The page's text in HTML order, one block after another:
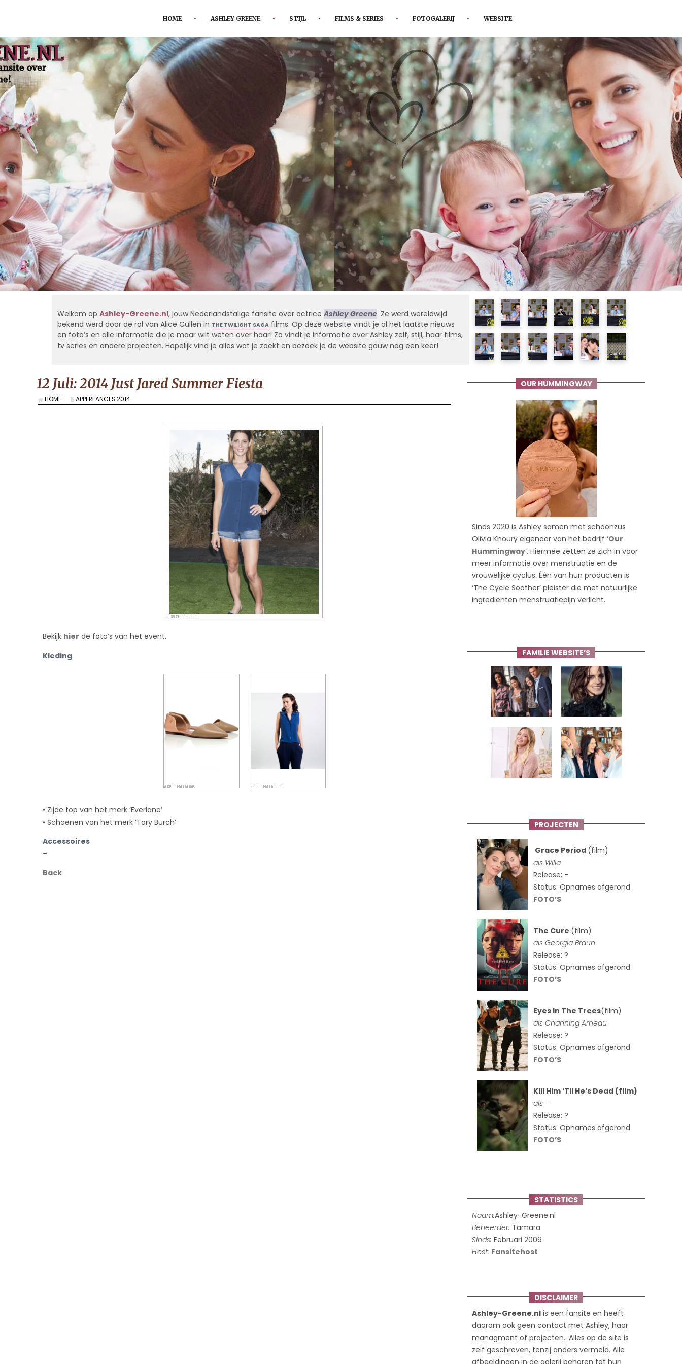
HOME ASHLEY GREENE STIJL FILMS & SERIES FOTOGALERIJ WEBSITE
Welkom op Ashley-Greene.nl, jouw Nederlandstalige fansite over actriceAshley Greene. Ze werd wereldwijd
bekend werd door de rol van Alice Cullen in THE TWILIGHT SAGAfilms. Op deze website vindt je al het laatste nieuws
en foto’s en alle informatie die je maar wilt weten over haar! Zo vindt je informatie over Ashley zelf, stijl, haar films,
tv series en andere projecten. Hopelijk vind je alles wat je zoekt en bezoek je de website gauw nog een keer!
OUR HUMMINGWAY
Sinds 2020 is Ashley samen met schoonzus
Olivia Khoury eigenaar van het bedrijf ‘Our
Hummingway‘. Hiermee zetten ze zich in voor
meer informatie over menstruatie en de
vrouwelijke cyclus. Één van hun producten is
‘The Cycle Soother’ pleister die met natuurlijke
ingrediënten menstruatiepijn verlicht.
FAMILIE WEBSITE’S
PROJECTEN
Grace Period (film)
als Willa
Release: –
Status: Opnames afgerond
FOTO’S
The Cure (film)
alsGeorgia Braun
Release: ?
Status: Opnames afgerond
FOTO’S
Eyes In The Trees(film)
als Channing Arneau
Release: ?
Status: Opnames afgerond
FOTO’S
Kill Him ‘Til He’s Dead (film)
als –
Release: ?
Status: Opnames afgerond
FOTO’S
STATISTICS
Naam:Ashley-Greene.nl
Beheerder: Tamara
Sinds: Februari 2009
Host: Fansitehost
DISCLAIMER
Ashley-Greene.nl is een fansite en heeft
daarom ook geen contact met Ashley, haar
managment of projecten.. Alles op de site is
zelf geschreven, tenzij anders vermeld. Alle
afbeeldingen in de galerij behoren tot hun
12 Juli: 2014 Just Jared Summer Fiesta
HOME APPEREANCES 2014
Bekijk hier de foto’s van het event.
Kleding
• Zijde top van het merk ‘Everlane’
• Schoenen van het merk ‘Tory Burch’
Accessoires
–
Back